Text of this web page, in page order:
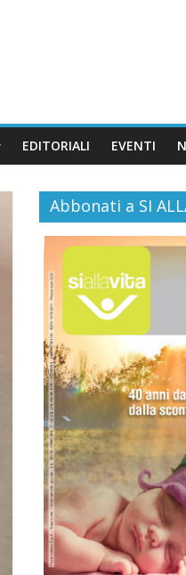
EDITORIALI EVENTI
Abbonati a SI